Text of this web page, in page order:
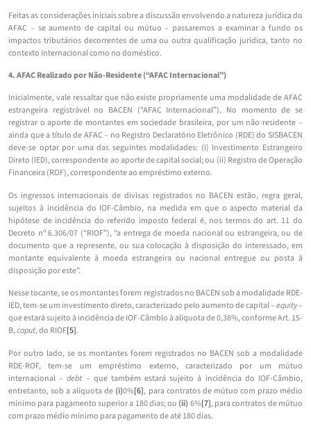
Feitas as considerações iniciais sobre a discussão envolvendo a natureza jurídica do
AFAC – se aumento de capital ou mútuo – passaremos a examinar a fundo os
impactos tributários decorrentes de uma ou outra qualificação jurídica, tanto no
contexto internacional como no doméstico.
4. AFAC Realizado por Não-Residente (“AFAC Internacional”)
Inicialmente, vale ressaltar que não existe propriamente uma modalidade de AFAC
estrangeira registrável no BACEN (“AFAC Internacional”). No momento de se
registrar o aporte de montantes em sociedade brasileira, por um não-residente –
ainda que a título de AFAC – no Registro Declaratório Eletrônico (RDE) do SISBACEN
deve-se optar por uma das seguintes modalidades: (i) Investimento Estrangeiro
Direto (IED), correspondente ao aporte de capital social; ou (ii) Registro de Operação
Financeira (ROF), correspondente ao empréstimo externo.
Os ingressos internacionais de divisas registrados no BACEN estão, regra geral,
sujeitos à incidência do IOF-Câmbio, na medida em que o aspecto material da
hipótese de incidência do referido imposto federal é, nos termos do art. 11 do
Decreto nº 6.306/07 (“RIOF”), “a entrega de moeda nacional ou estrangeira, ou de
documento que a represente, ou sua colocação à disposição do interessado, em
montante equivalente à moeda estrangeira ou nacional entregue ou posta à
disposição por este”.
Nesse tocante, se os montantes forem registrados no BACEN sob a modalidade RDE-
IED, tem-se um investimento direto, caracterizado pelo aumento de capital –equity–
que estará sujeito à incidência de IOF-Câmbio à alíquota de 0,38%, conforme Art. 15-
B,caput, do RIOF[5].
Por outro lado, se os montantes forem registrados no BACEN sob a modalidade
RDE-ROF, tem-se um empréstimo externo, caracterizado por um mútuo
internacional –debt – que também estará sujeito à incidência do IOF-Câmbio,
entretanto, sob a alíquota de (i)0%[6], para contratos de mútuo com prazo médio
mínimo para pagamento superior a 180 dias; ou (ii)6%[7], para contratos de mútuo
com prazo médio mínimo para pagamento de até 180 dias.